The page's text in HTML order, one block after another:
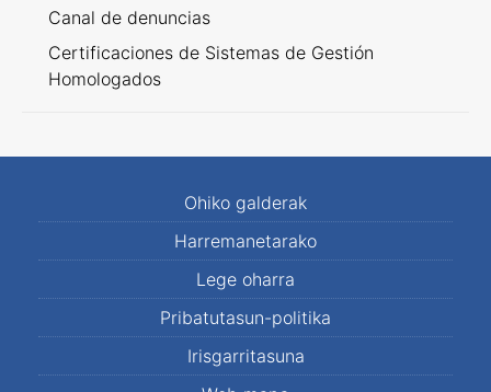
Canal de denuncias
Certificaciones de Sistemas de Gestión
Homologados
Ohiko galderak
Harremanetarako
Lege oharra
Pribatutasun-politika
Irisgarritasuna